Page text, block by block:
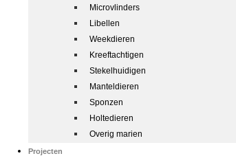
Microvlinders
Libellen
Weekdieren
Kreeftachtigen
Stekelhuidigen
Manteldieren
Sponzen
Holtedieren
Overig marien
Projecten